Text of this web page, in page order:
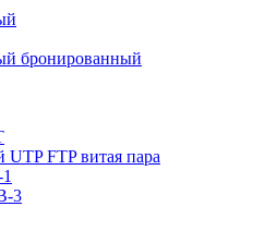
бронированный
FTP витая пара
3